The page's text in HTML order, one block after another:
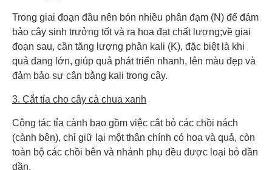
Trong giai đoạn đầu nên bón nhiều phân đạm (N) để đảm
bảo cây sinh trưởng tốt và ra hoa đạt chất lượng;về giai
đoạn sau, cần tăng lượng phân kali (K), đặc biệt là khi
quả đang lớn, giúp quả phát triển nhanh, lên màu đẹp và
đảm bảo sự cân bằng kali trong cây.
3. Cắt tỉa cho cây cà chua xanh
Công tác tỉa cành bao gồm việc cắt bỏ các chồi nách
(cành bên), chỉ giữ lại một thân chính có hoa và quả, còn
toàn bộ các chồi bên và nhánh phụ đều được loại bỏ dần
dần.